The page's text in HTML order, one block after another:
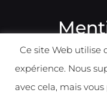
Ce site Web utilise
expérience. Nous
avec cela, mais